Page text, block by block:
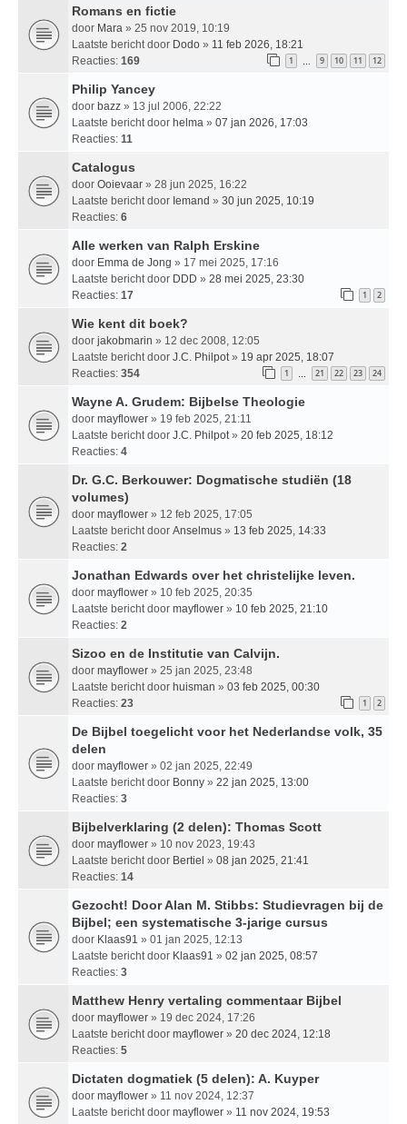
Romans en fictie
door Mara » 25 nov 2019, 10:19
Laatste bericht door Dodo » 11 feb 2026, 18:21
Reacties: 169 1 … 9 10 11 12
Philip Yancey
door bazz » 13 jul 2006, 22:22
Laatste bericht door helma » 07 jan 2026, 17:03
Reacties: 11
Catalogus
door Ooievaar » 28 jun 2025, 16:22
Laatste bericht door Iemand » 30 jun 2025, 10:19
Reacties: 6
Alle werken van Ralph Erskine
door Emma de Jong » 17 mei 2025, 17:16
Laatste bericht door DDD » 28 mei 2025, 23:30
Reacties: 17 1 2
Wie kent dit boek?
door jakobmarin » 12 dec 2008, 12:05
Laatste bericht door J.C. Philpot » 19 apr 2025, 18:07
Reacties: 354 1 … 21 22 23 24
Wayne A. Grudem: Bijbelse Theologie
door mayflower » 19 feb 2025, 21:11
Laatste bericht door J.C. Philpot » 20 feb 2025, 18:12
Reacties: 4
Dr. G.C. Berkouwer: Dogmatische studiën (18
volumes)
door mayflower » 12 feb 2025, 17:05
Laatste bericht door Anselmus » 13 feb 2025, 14:33
Reacties: 2
Jonathan Edwards over het christelijke leven.
door mayflower » 10 feb 2025, 20:35
Laatste bericht door mayflower » 10 feb 2025, 21:10
Reacties: 2
Sizoo en de Institutie van Calvijn.
door mayflower » 25 jan 2025, 23:48
Laatste bericht door huisman » 03 feb 2025, 00:30
Reacties: 23 1 2
De Bijbel toegelicht voor het Nederlandse volk, 35
delen
door mayflower » 02 jan 2025, 22:49
Laatste bericht door Bonny » 22 jan 2025, 13:00
Reacties: 3
Bijbelverklaring (2 delen): Thomas Scott
door mayflower » 10 nov 2023, 19:43
Laatste bericht door Bertiel » 08 jan 2025, 21:41
Reacties: 14
Gezocht! Door Alan M. Stibbs: Studievragen bij de
Bijbel; een systematische 3-jarige cursus
door Klaas91 » 01 jan 2025, 12:13
Laatste bericht door Klaas91 » 02 jan 2025, 08:57
Reacties: 3
Matthew Henry vertaling commentaar Bijbel
door mayflower » 19 dec 2024, 17:26
Laatste bericht door mayflower » 20 dec 2024, 12:18
Reacties: 5
Dictaten dogmatiek (5 delen): A. Kuyper
door mayflower » 11 nov 2024, 12:37
Laatste bericht door mayflower » 11 nov 2024, 19:53